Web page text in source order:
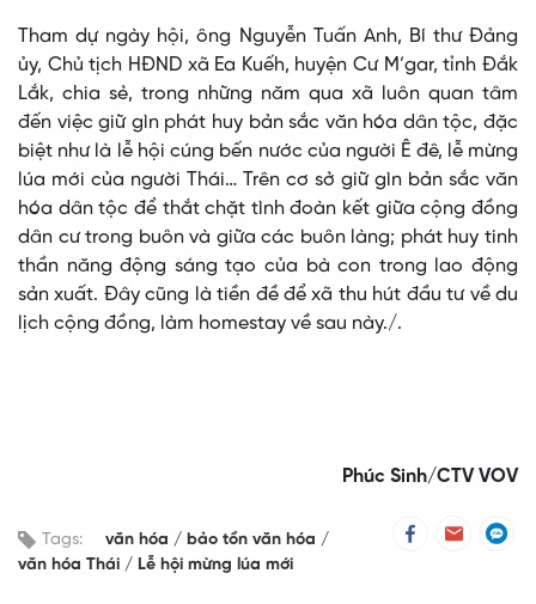
Tham dự ngày hội, ông Nguyễn Tuấn Anh, Bí thư Đảng
ủy, Chủ tịch HĐND xã Ea Kuếh, huyện Cư M’gar, tỉnh Đắk
Lắk, chia sẻ, trong những năm qua xã luôn quan tâm
đến việc giữ gìn phát huy bản sắc văn hóa dân tộc, đặc
biệt như là lễ hội cúng bến nước của người Ê đê, lễ mừng
lúa mới của người Thái… Trên cơ sở giữ gìn bản sắc văn
hóa dân tộc để thắt chặt tình đoàn kết giữa cộng đồng
dân cư trong buôn và giữa các buôn làng; phát huy tinh
thần năng động sáng tạo của bà con trong lao động
sản xuất. Đây cũng là tiền đề để xã thu hút đầu tư về du
lịch cộng đồng, làm homestay về sau này./.
Phúc Sinh/CTV VOV
Tags: văn hóa
bảo tồn văn hóa
văn hóa Thái
Lễ hội mừng lúa mới